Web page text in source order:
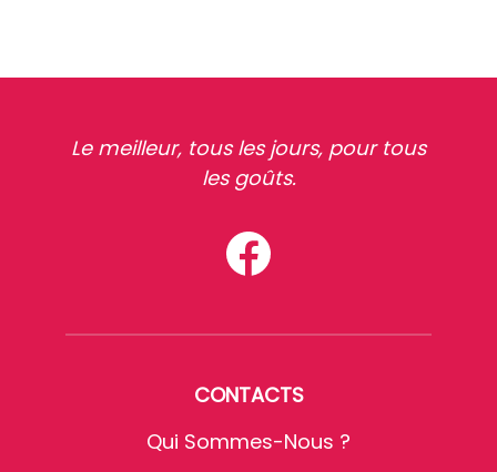
Le meilleur, tous les jours, pour tous
les goûts.
CONTACTS
Qui Sommes-Nous ?